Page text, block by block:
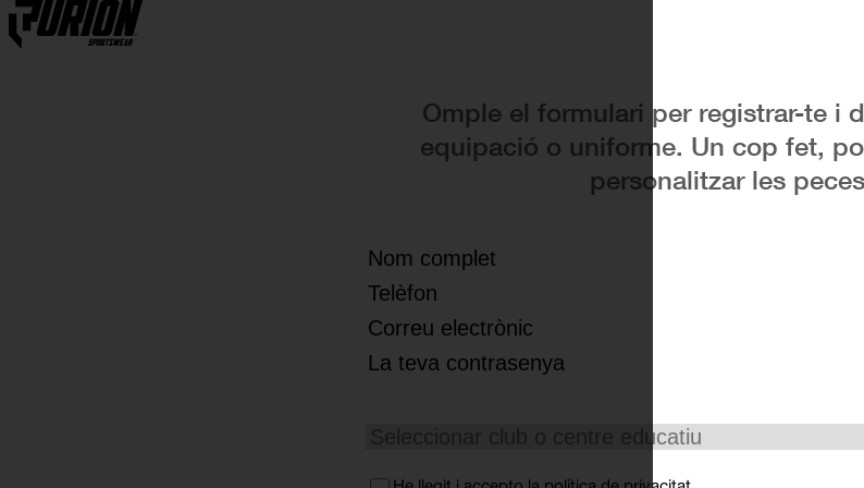
Skip to content
Omple el formulari per registrar-te i
equipació o uniforme. Un cop fet,
personalitzar les